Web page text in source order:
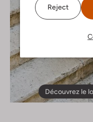
Reject
Découvrez le